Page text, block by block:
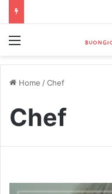
Home /Chef
Chef